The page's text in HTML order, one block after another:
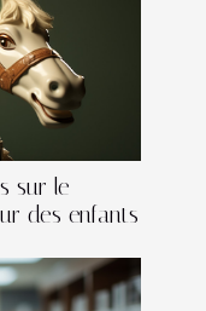
sur le
des enfants